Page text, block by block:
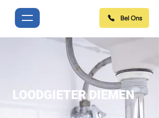
Bel Ons
LOODGIETER DIEMEN